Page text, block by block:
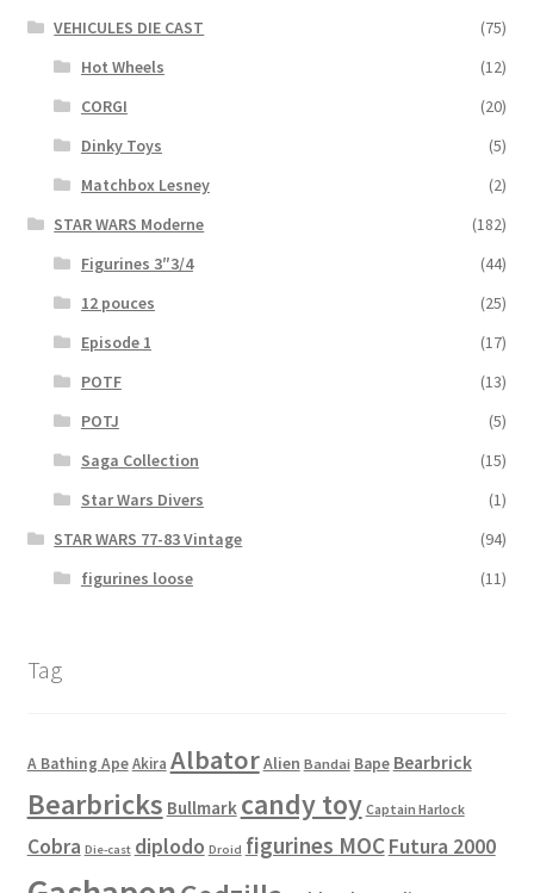
VEHICULES DIE CAST
(75)
Hot Wheels
(12)
CORGI
(20)
Dinky Toys
(5)
Matchbox Lesney
(2)
STAR WARS Moderne
(182)
Figurines 3″3/4
(44)
12 pouces
(25)
Episode 1
(17)
POTF
(13)
POTJ
(5)
Saga Collection
(15)
Star Wars Divers
(1)
STAR WARS 77-83 Vintage
(94)
figurines loose
(11)
Tag
A Bathing Ape Akira AlbatorAlien Bandai Bape Bearbrick
Bearbricks Bullmark candy toy Captain Harlock
Cobra Die-cast diplodo Droid figurines MOCFutura 2000